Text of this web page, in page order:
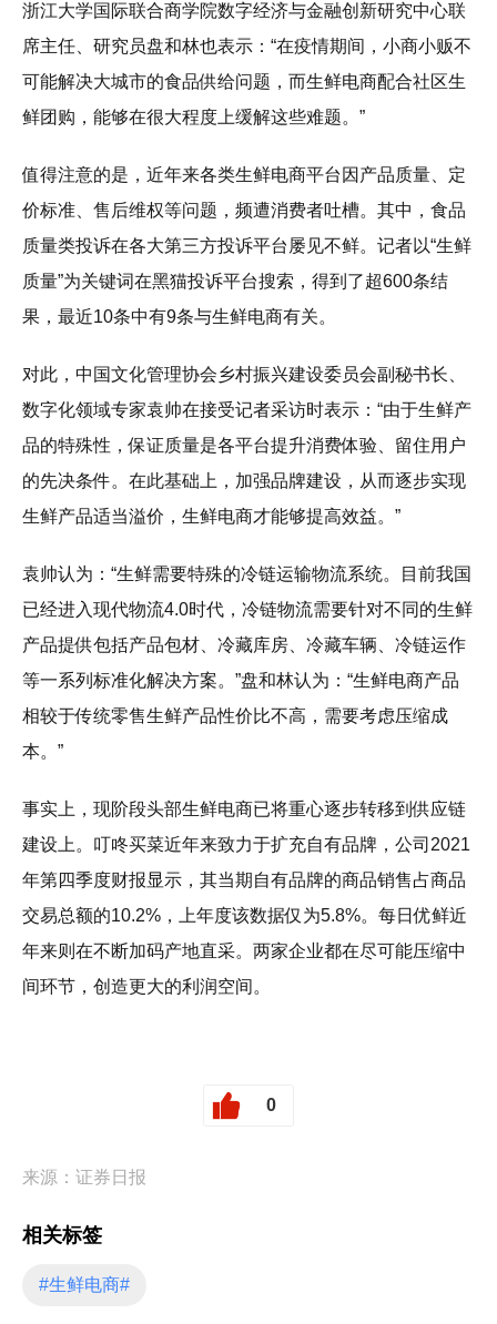
浙江大学国际联合商学院数字经济与金融创新研究中心联
席主任、研究员盘和林也表示：“在疫情期间，小商小贩不
可能解决大城市的食品供给问题，而生鲜电商配合社区生
鲜团购，能够在很大程度上缓解这些难题。”
值得注意的是，近年来各类生鲜电商平台因产品质量、定
价标准、售后维权等问题，频遭消费者吐槽。其中，食品
质量类投诉在各大第三方投诉平台屡见不鲜。记者以“生鲜
质量”为关键词在黑猫投诉平台搜索，得到了超600条结
果，最近10条中有9条与生鲜电商有关。
对此，中国文化管理协会乡村振兴建设委员会副秘书长、
数字化领域专家袁帅在接受记者采访时表示：“由于生鲜产
品的特殊性，保证质量是各平台提升消费体验、留住用户
的先决条件。在此基础上，加强品牌建设，从而逐步实现
生鲜产品适当溢价，生鲜电商才能够提高效益。”
袁帅认为：“生鲜需要特殊的冷链运输物流系统。目前我国
已经进入现代物流4.0时代，冷链物流需要针对不同的生鲜
产品提供包括产品包材、冷藏库房、冷藏车辆、冷链运作
等一系列标准化解决方案。”盘和林认为：“生鲜电商产品
相较于传统零售生鲜产品性价比不高，需要考虑压缩成
本。”
事实上，现阶段头部生鲜电商已将重心逐步转移到供应链
建设上。叮咚买菜近年来致力于扩充自有品牌，公司2021
年第四季度财报显示，其当期自有品牌的商品销售占商品
交易总额的10.2%，上年度该数据仅为5.8%。每日优鲜近
年来则在不断加码产地直采。两家企业都在尽可能压缩中
间环节，创造更大的利润空间。
0
来源：证券日报
相关标签
#生鲜电商#